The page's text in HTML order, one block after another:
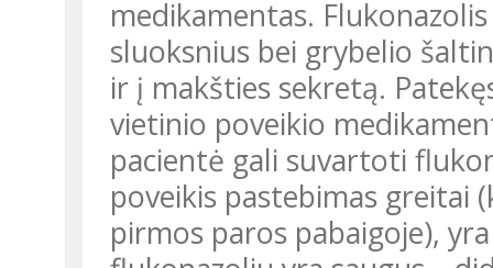
medikamentas.
sluoksnius bei grybelio
ir į makšties sekretą.
vietinio poveikio
pacientė gali suvartoti
poveikis pastebimas greitai
pirmos paros pabaigoje),